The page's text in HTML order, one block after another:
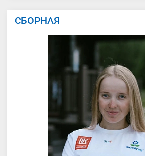
СБОРНАЯ